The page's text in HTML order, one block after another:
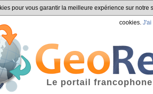
pour vous garantir la meilleure expérience sur
cookies. J'ai
Le portail